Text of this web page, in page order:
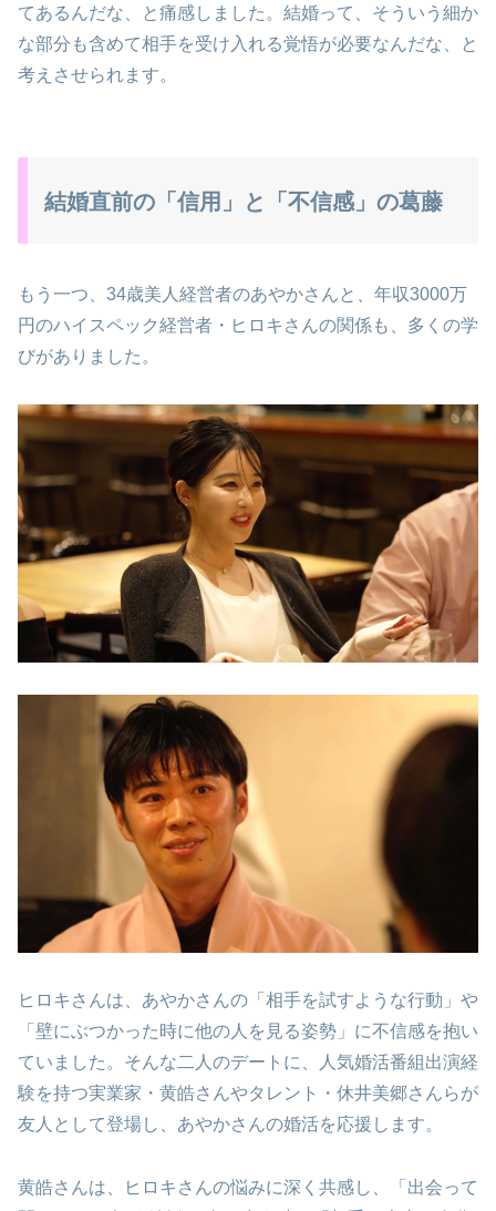
てあるんだな、と痛感しました。結婚って、そういう細か
な部分も含めて相手を受け入れる覚悟が必要なんだな、と
考えさせられます。
結婚直前の「信用」と「不信感」の葛藤
もう一つ、34歳美人経営者のあやかさんと、年収3000万
円のハイスペック経営者・ヒロキさんの関係も、多くの学
びがありました。
ヒロキさんは、あやかさんの「相手を試すような行動」や
「壁にぶつかった時に他の人を見る姿勢」に不信感を抱い
ていました。そんな二人のデートに、人気婚活番組出演経
験を持つ実業家・黄皓さんやタレント・休井美郷さんらが
友人として登場し、あやかさんの婚活を応援します。
黄皓さんは、ヒロキさんの悩みに深く共感し、「出会って